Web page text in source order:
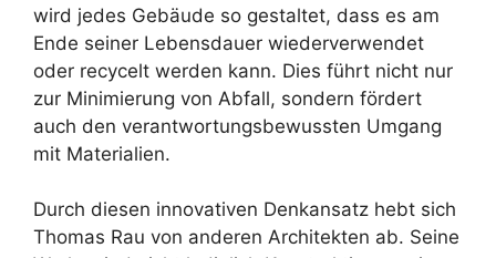
wird jedes Gebäude so gestaltet, dass es am
Ende seiner Lebensdauer wiederverwendet
oder recycelt werden kann. Dies führt nicht nur
zur Minimierung von Abfall, sondern fördert
auch den verantwortungsbewussten Umgang
mit Materialien.
Durch diesen innovativen Denkansatz hebt sich
Thomas Rau von anderen Architekten ab. Seine